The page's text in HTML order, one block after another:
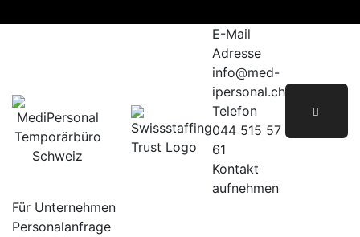
to
E-Mail
Adresse
info@med-
ipersonal.ch
Telefon
044 515 57
61
Kontakt
aufnehmen
Für Unternehmen
Personalanfrage